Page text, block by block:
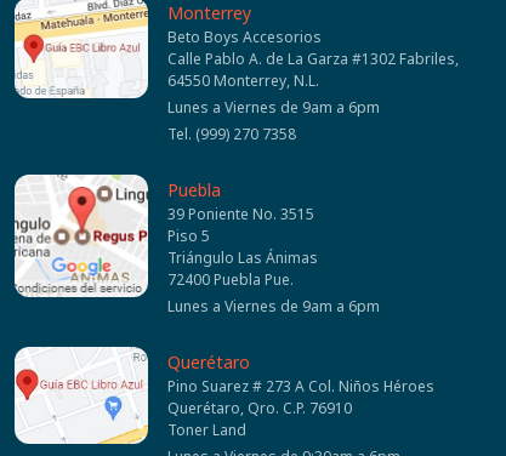
Monterrey
Beto Boys Accesorios
Calle Pablo A. de La Garza #1302 Fabriles,
64550 Monterrey, N.L.
Lunes a Viernes de 9am a 6pm
Tel. (999) 270 7358
Puebla
39 Poniente No. 3515
Piso 5
Triángulo Las Ánimas
72400 Puebla Pue.
Lunes a Viernes de 9am a 6pm
Querétaro
Pino Suarez # 273 A Col. Niños Héroes
Querétaro, Qro. C.P. 76910
Toner Land